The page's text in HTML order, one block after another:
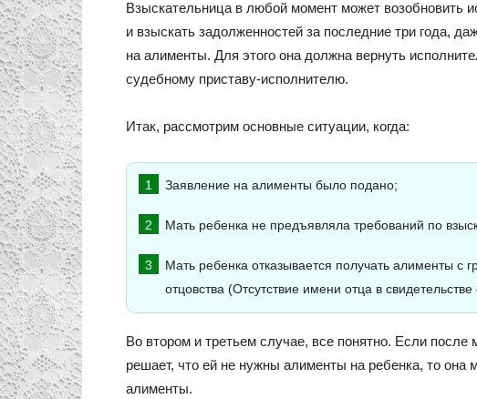
Взыскательница в любой момент может возобновить
и взыскать задолженностей за последние три года,
на алименты. Для этого она должна вернуть
судебному приставу-исполнителю.
Итак, рассмотрим основные ситуации, когда:
Заявление на алименты было подано;
Мать ребенка не предъявляла требований по
Мать ребенка отказывается получать алименты с
отцовства (Отсутствие имени отца в
Во втором и третьем случае, все понятно. Если
решает, что ей не нужны алименты на ребенка, то она
алименты.